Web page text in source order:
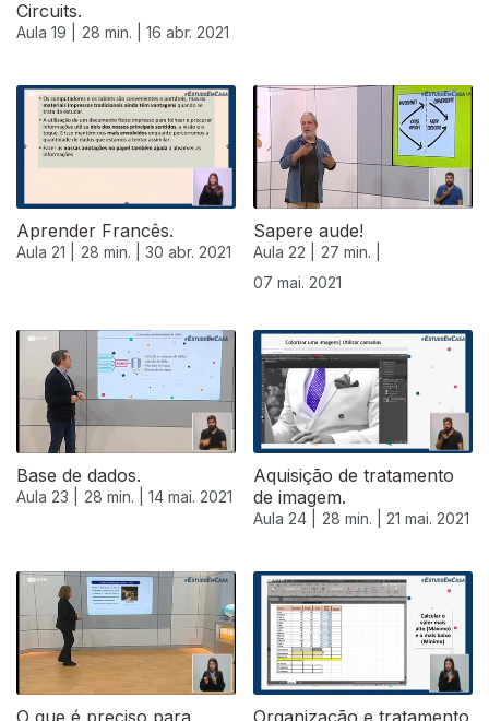
Circuits.
Aula 19 | 28 min. | 16 abr. 2021
Aprender Francês.
Aula 21 | 28 min. | 30 abr. 2021
Sapere aude!
Aula 22 |
27 min. |
07 mai. 2021
542126
Base de dados.
Aula 23 | 28 min. | 14 mai. 2021
Aquisição de tratamento
de imagem.
Aula 24 | 28 min. | 21 mai. 2021